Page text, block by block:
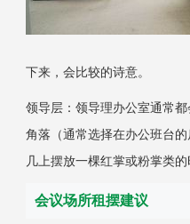
下来，会比较的诗意。
领导层：领导理办公室通常
角落（通常选择在办公班台
几上摆放一棵红掌或粉掌类的
会议场所租摆建议